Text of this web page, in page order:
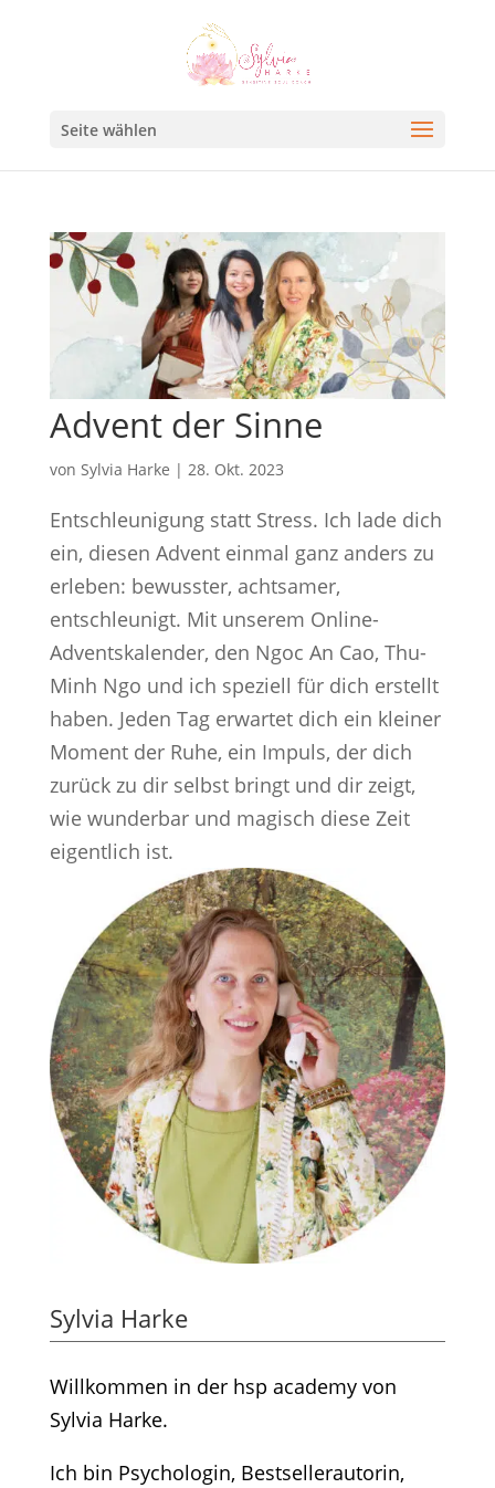
Seite wählen
Advent der Sinne
von Sylvia Harke | 28. Okt. 2023
Entschleunigung statt Stress. Ich lade dich
ein, diesen Advent einmal ganz anders zu
erleben: bewusster, achtsamer,
entschleunigt. Mit unserem Online-
Adventskalender, den Ngoc An Cao, Thu-
Minh Ngo und ich speziell für dich erstellt
haben. Jeden Tag erwartet dich ein kleiner
Moment der Ruhe, ein Impuls, der dich
zurück zu dir selbst bringt und dir zeigt,
wie wunderbar und magisch diese Zeit
eigentlich ist.
Sylvia Harke
Willkommen in der hsp academy von
Sylvia Harke.
Ich bin Psychologin, Bestsellerautorin,